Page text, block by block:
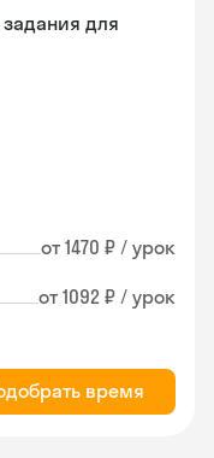
для
от 1470 ₽ / урок
от 1092 ₽ / урок
время